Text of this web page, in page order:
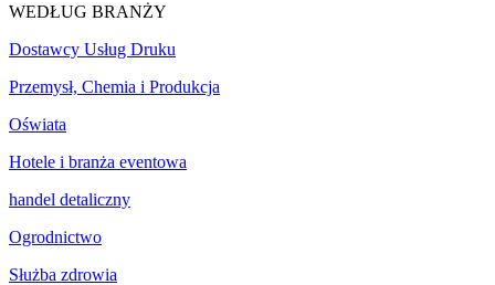
WEDŁUG BRANŻY
Dostawcy Usług Druku
Przemysł, Chemia i Produkcja
Oświata
Hotele i branża eventowa
handel detaliczny
Ogrodnictwo
Służba zdrowia